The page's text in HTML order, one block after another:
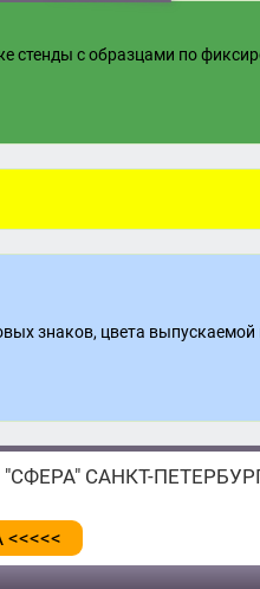
с образцами по
знаков, цвета выпускаемой
САНКТ-